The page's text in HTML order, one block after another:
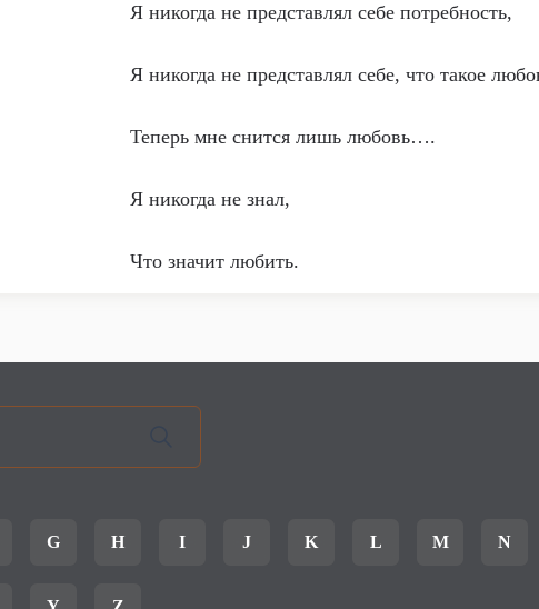
Я никогда не представлял себе потребность,
Я никогда не представлял себе, что такое
Теперь мне снится лишь любовь….
Я никогда не знал,
Что значит любить.
G H I J K L M N